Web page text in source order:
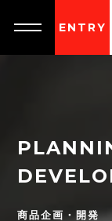
ENTRY
商品企画・開発